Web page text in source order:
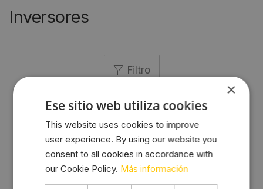
Inversores
Filtro
×
Ese sitio web utiliza cookies
This website uses cookies to improve
user experience. By using our website you
consent to all cookies in accordance with
our Cookie Policy. Más información